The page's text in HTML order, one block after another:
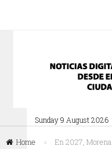
Sunday 9 August 2026
Home » En 2027,